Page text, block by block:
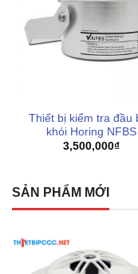
Thiết bị kiểm tra đầu
khói Horing NFBS
3,500,000₫
SẢN PHẨM MỚI